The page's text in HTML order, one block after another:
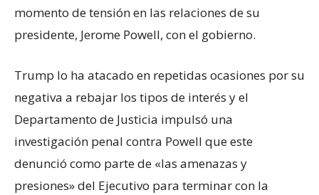
momento de tensión en las relaciones de su
presidente, Jerome Powell, con el gobierno.
Trump lo ha atacado en repetidas ocasiones por su
negativa a rebajar los tipos de interés y el
Departamento de Justicia impulsó una
investigación penal contra Powell que este
denunció como parte de «las amenazas y
presiones» del Ejecutivo para terminar con la